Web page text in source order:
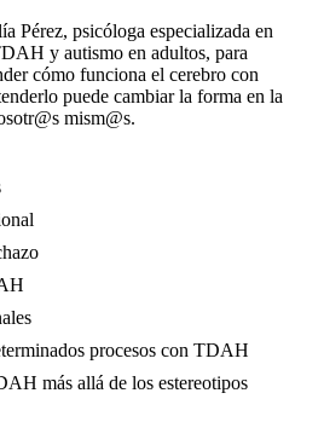
Pérez, psicóloga especializada en
y autismo en adultos, para
cómo funciona el cerebro con
puede cambiar la forma en la
mism@s.
procesos con TDAH
más allá de los estereotipos